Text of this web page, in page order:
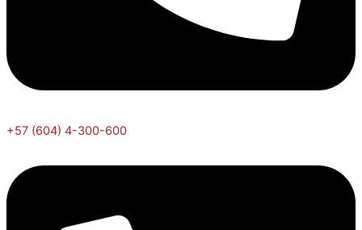
+57 (604) 4-300-600